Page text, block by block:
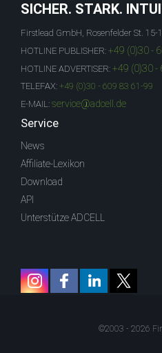
SICHER. STARK.
Firstlead GmbH, Rosenfelder St. 15-
HOTLINE PUBLISHER: +49 (0)30 -
HOTLINE ADVERTISER: +49 (0)30 -
TELEFAX: +49 (0)30 - 609 83 61-99
E-MAIL: service@adcell.de
Service
News
Affiliate-Lexikon
Download
API
Unterstütze ADCELL
©2003 - 2026